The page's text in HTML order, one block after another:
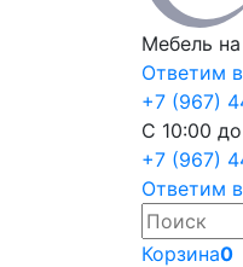
Мебель
Ответим
+7 (967)
С 10:00
+7 (967)
Ответим
Корзина0